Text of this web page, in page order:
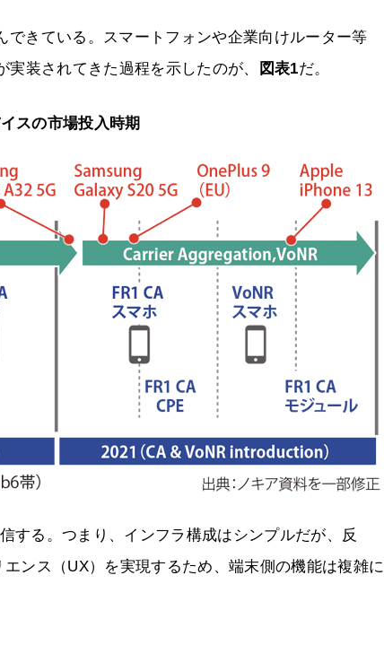
きている。スマートフォンや企業向けルーター等
装されてきた過程を示したのが、
図表1だ。
スの市場投入時期
する。つまり、インフラ構成はシンプルだが、反
ンス（UX）を実現するため、端末側の機能は複雑に